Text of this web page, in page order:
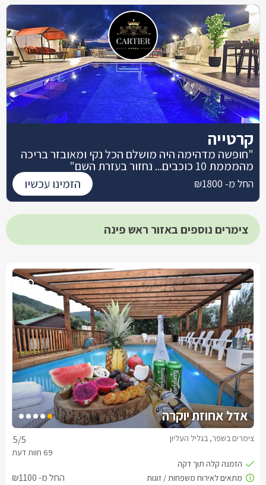
קרטייה
"חופשה מדהימה היה מושלם הכל נקי ומאובזר בריכה
מהמממת 10 כוכבים... נחזור בעזרת השם"
החל מ- ₪1800 הזמינו עכשיו
צימרים נוספים באזור ראש פינה
אדל אחוזת יוקרה
5/5 צימרים בשפר, בגליל העליון
החל מ- ₪1100